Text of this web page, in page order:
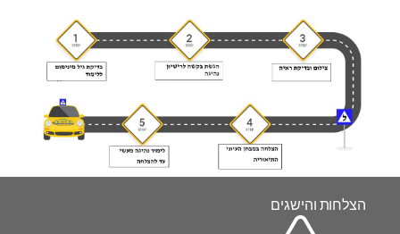
הצלחות והישגים